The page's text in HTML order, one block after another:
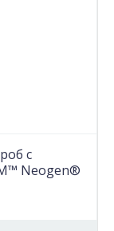
c
Neogen®